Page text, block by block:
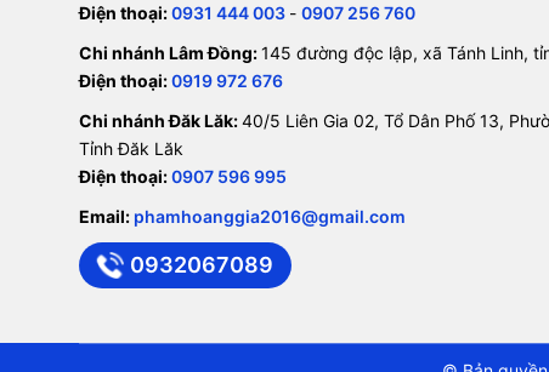
Điện thoại:0931 444 003 - 0907 256 760
Chi nhánh Lâm Đồng:145 đường độc lập, xã Tánh Linh,
Điện thoại:0919 972 676
Chi nhánh Đăk Lăk:40/5 Liên Gia 02, Tổ Dân Phố 13,
Tỉnh Đăk Lăk
Điện thoại:0907 596 995
Email: phamhoanggia2016@gmail.com
0932067089